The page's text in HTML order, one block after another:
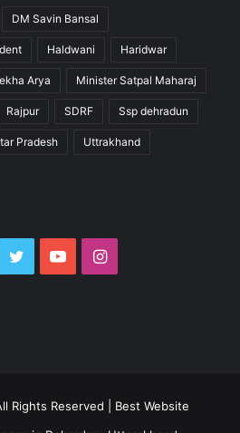
DM Savin Bansal
Haldwani Haridwar
Arya Minister Satpal Maharaj
Rajpur SDRF Ssp dehradun
Pradesh Uttrakhand
Twitter YouTubeInstagram
Rights Reserved | Best Website